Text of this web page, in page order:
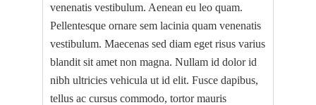
venenatis vestibulum. Aenean eu leo quam.
Pellentesque ornare sem lacinia quam venenatis
vestibulum. Maecenas sed diam eget risus varius
blandit sit amet non magna. Nullam id dolor id
nibh ultricies vehicula ut id elit. Fusce dapibus,
tellus ac cursus commodo, tortor mauris